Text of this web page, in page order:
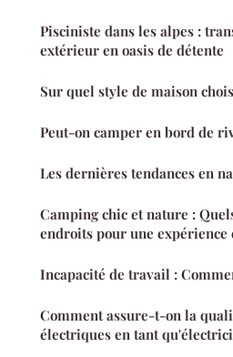
Pisciniste dans les alpes :
extérieur en oasis de détente
Sur quel style de maison
Peut-on camper en bord de
Les dernières tendances en
Camping chic et nature :
endroits pour une
Incapacité de travail :
Comment assure-t-on la
électriques en tant